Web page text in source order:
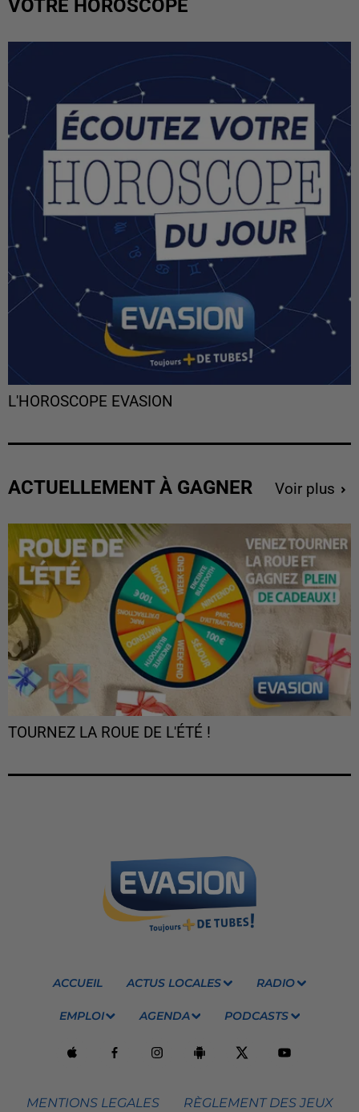
VOTRE HOROSCOPE
L'HOROSCOPE EVASION
ACTUELLEMENT À GAGNER Voir plus
TOURNEZ LA ROUE DE L'ÉTÉ !
ACCUEIL ACTUS LOCALES RADIO
EMPLOI AGENDA PODCASTS
MENTIONS LEGALES RÈGLEMENT DES JEUX